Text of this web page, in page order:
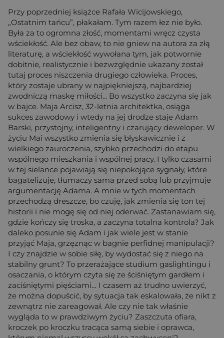
Przy poprzedniej książce Rafała Wicijowskiego,
„Ostatnim tańcu”, płakałam. Tym razem łez nie było.
Była za to ogromna złość, momentami wręcz czysta
wściekłość. Ale bez obaw, to nie gniew na autora za złą
literaturę, a wściekłość wywołana tym, jak potwornie
dobitnie, realistycznie i bezwzględnie ukazany został
tutaj proces niszczenia drugiego człowieka. Proces,
który zostaje ubrany w najpiękniejszą, najbardziej
zwodniczą maskę miłości... Bo wszystko zaczyna się jak
w bajce. Maja Arcisz, 32-letnia architektka, osiąga
sukces zawodowy i wtedy na jej drodze staje Adam
Barski, przystojny, inteligentny i czarujący deweloper. W
życiu Mai wszystko zmienia się błyskawicznie i z
wielkiego zauroczenia, szybko przechodzi do etapu
wspólnego mieszkania i wspólnej pracy. I tylko czasami
w tej sielance pojawiają się niepokojące sygnały, które
bagatelizuje, tłumaczy sama przed sobą lub przyjmuje
argumentację Adama. A mnie w tych momentach
przechodzą dreszcze, bo czuję, jak zmienia się ton tej
historii i nie mogę się od niej oderwać. Zastanawiam się,
gdzie kończy się troska, a zaczyna totalna kontrola? Jak
daleko posunie się Adam i jak wiele jest w stanie
przyjąć Maja, grzęznąc w bagnie perfidnej manipulacji?
I czy znajdzie w sobie siłę, by wydostać się z niego na
stabilny grunt? To przerażające studium gaslightingu i
osaczania, o którym czyta się ze ściśniętym gardłem i
zaciśniętymi pięściami… I czasem aż trudno uwierzyć,
że można dopuścić, by sytuacja tak eskalowała, że nikt z
zewnątrz nie zareagował. Ale czy nie tak właśnie
wygląda to w prawdziwym życiu? Zaszczuta ofiara,
kroczek po kroczku tracąca samą siebie i oprawca,